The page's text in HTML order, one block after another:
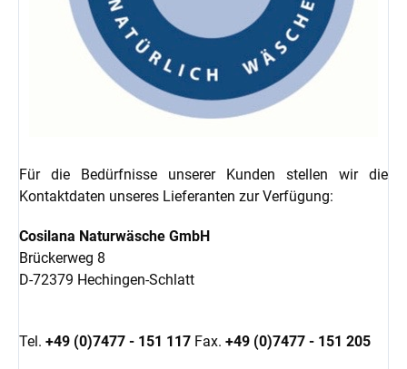
Für die Bedürfnisse unserer Kunden stellen wir die
Kontaktdaten unseres Lieferanten zur Verfügung:
Cosilana Naturwäsche GmbH
Brückerweg 8
D-72379 Hechingen-Schlatt
Tel. +49 (0)7477 - 151 117 Fax. +49 (0)7477 - 151 205